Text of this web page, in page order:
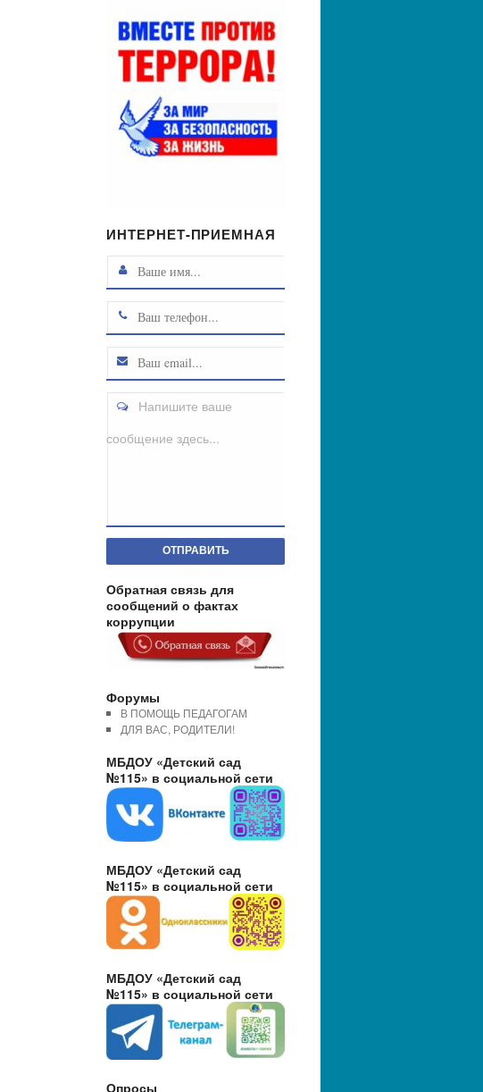
ИНТЕРНЕТ-ПРИЕМНАЯ
Напишите ваше
сообщение здесь...
ОТПРАВИТЬ
Обратная связь для
сообщений о фактах
коррупции
Форумы
В ПОМОЩЬ ПЕДАГОГАМ
ДЛЯ ВАС, РОДИТЕЛИ!
МБДОУ «Детский сад
№115» в социальной сети
МБДОУ «Детский сад
№115» в социальной сети
МБДОУ «Детский сад
№115» в социальной сети
Опросы